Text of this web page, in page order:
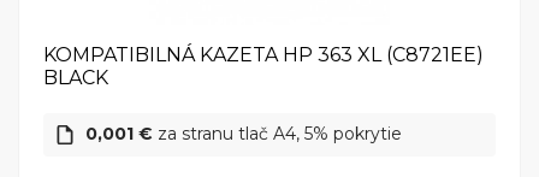
KOMPATIBILNÁ KAZETA HP 363 XL (C8721EE)
BLACK
0,001 € za stranu tlač A4, 5% pokrytie